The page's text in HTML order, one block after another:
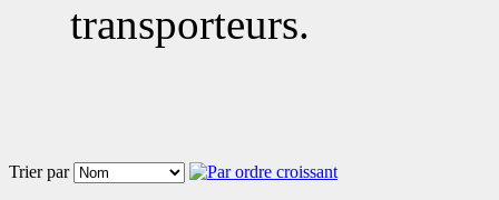
transporteurs.
Trier par